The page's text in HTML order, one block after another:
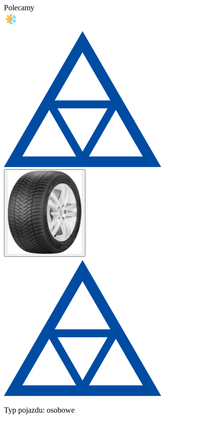
Polecamy
Typ pojazdu: osobowe